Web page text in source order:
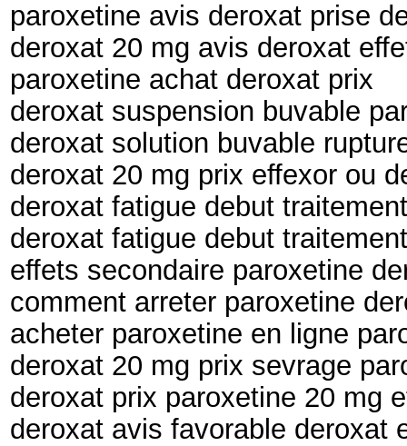
paroxetine avis deroxat prise
deroxat 20 mg avis deroxat
paroxetine achat deroxat prix
deroxat suspension buvable
deroxat solution buvable
deroxat 20 mg prix effexor ou
deroxat fatigue debut
deroxat fatigue debut
effets secondaire paroxetine
comment arreter paroxetine
acheter paroxetine en ligne
deroxat 20 mg prix sevrage
deroxat prix paroxetine 20 mg
deroxat avis favorable deroxat